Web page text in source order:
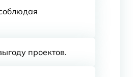
проектов.